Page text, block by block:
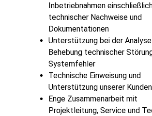
Inbetriebnahmen
technischer Nachweise und
Dokumentationen
Unterstützung bei der
Behebung technischer
Systemfehler
Technische Einweisung und
Unterstützung unserer
Enge Zusammenarbeit mit
Projektleitung, Service und